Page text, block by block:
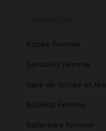
Robes Femme
Sandales Femme
Sacs de Soirée et
Baskets Femme
Ballerines Femme